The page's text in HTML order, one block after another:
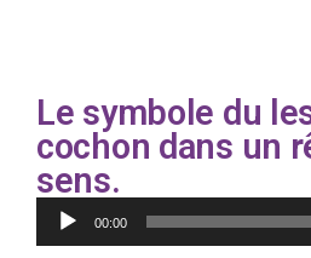
Le symbole du
cochon dans un
sens.
Lecteur
audio00:00